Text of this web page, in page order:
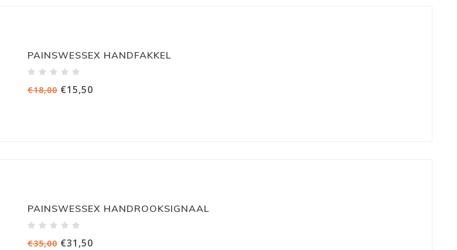
PAINSWESSEX HANDFAKKEL
€18,00€15,50
PAINSWESSEX HANDROOKSIGNAAL
€35,00€31,50